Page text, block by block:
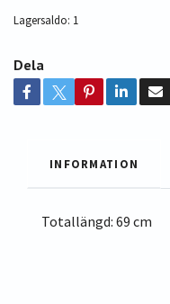
Lagersaldo: 1
Dela
INFORMATION
Totallängd: 69 cm